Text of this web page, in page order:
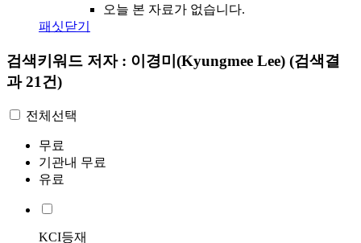
오늘 본 자료가 없습니다.
패싯닫기
검색키워드 저자 : 이경미(Kyungmee Lee) (검색결
과 21건)
전체선택
무료
기관내 무료
유료
KCI등재